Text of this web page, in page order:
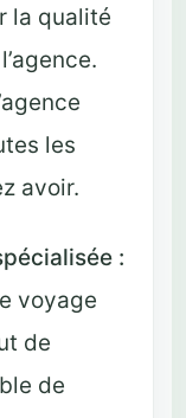
la qualité
les
avoir.
:
voyage
de
de